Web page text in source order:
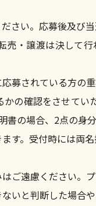
さい。応募後及び
売・譲渡は決して
募されている方の
の確認をさせて
の場合、2点の身
す。受付時には両名
ご遠慮ください。
いと判断した場合